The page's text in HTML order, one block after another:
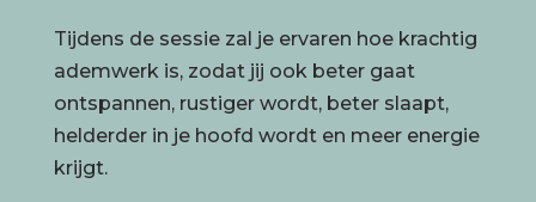
Tijdens de sessie zal je ervaren hoe krachtig
ademwerk is, zodat jij ook beter gaat
ontspannen, rustiger wordt, beter slaapt,
helderder in je hoofd wordt en meer energie
krijgt.